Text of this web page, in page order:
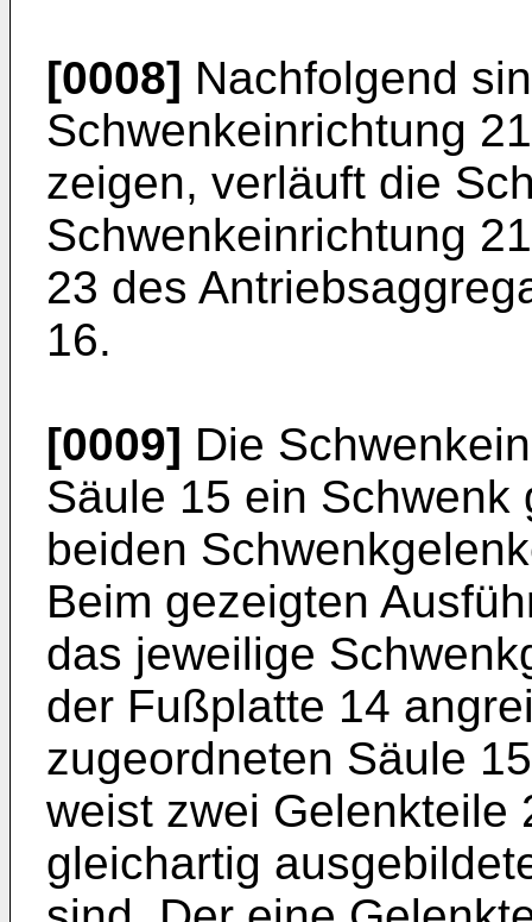
[0008] Nachfolgend
Schwenkeinrichtung
zeigen, verläuft die
Schwenkeinrichtung
23 des
16.
[0009] Die
Säule 15 ein
beiden
Beim gezeigten
das jeweilige
der Fußplatte 14
zugeordneten Säule
weist zwei Gelenkteile
gleichartig